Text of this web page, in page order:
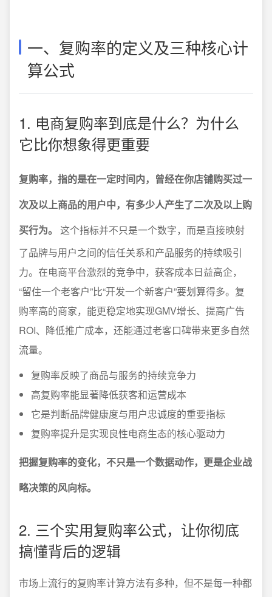
一、复购率的定义及三种核心计
算公式
1. 电商复购率到底是什么？为什么
它比你想象得更重要
复购率，指的是在一定时间内，曾经在你店铺购买过一
次及以上商品的用户中，有多少人产生了二次及以上购
买行为。
这个指标并不只是一个数字，而是直接映射
了品牌与用户之间的信任关系和产品服务的持续吸引
力。在电商平台激烈的竞争中，获客成本日益高企，
“留住一个老客户”比“开发一个新客户”要划算得多。复
购率高的商家，能更稳定地实现GMV增长、提高广告
ROI、降低推广成本，还能通过老客口碑带来更多自然
流量。
复购率反映了商品与服务的持续竞争力
高复购率能显著降低获客和运营成本
它是判断品牌健康度与用户忠诚度的重要指标
复购率提升是实现良性电商生态的核心驱动力
把握复购率的变化，不只是一个数据动作，更是企业战
略决策的风向标。
2. 三个实用复购率公式，让你彻底
搞懂背后的逻辑
市场上流行的复购率计算方法有多种，但不是每一种都